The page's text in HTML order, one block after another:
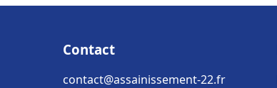
Contact
contact@assainissement-22.fr